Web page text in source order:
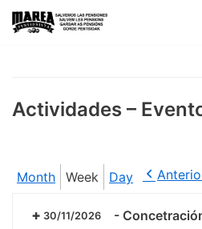
Skip
Actividades –
Month Week Day
30/11/2026 -